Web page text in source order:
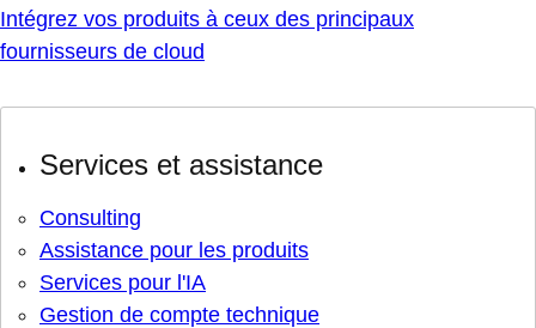
Intégrez vos produits à ceux des principaux
fournisseurs de cloud
Services et assistance
Consulting
Assistance pour les produits
Services pour l'IA
Gestion de compte technique